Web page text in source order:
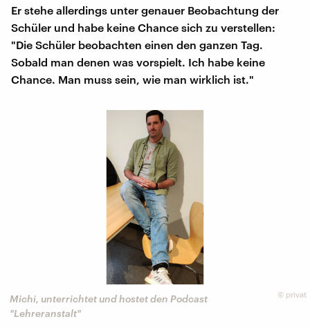
Er stehe allerdings unter genauer Beobachtung der
Schüler und habe keine Chance sich zu verstellen:
"Die Schüler beobachten einen den ganzen Tag.
Sobald man denen was vorspielt. Ich habe keine
Chance. Man muss sein, wie man wirklich ist."
© privat
Michi, unterrichtet und hostet den Podcast
"Lehreranstalt"